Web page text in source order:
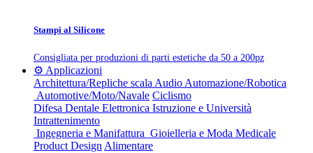
Stampi al Silicone
Consigliata per produzioni di parti estetiche da 50 a 200pz
⚙️ Applicazioni
Architettura/Repliche scala Audio Automazione/Robotica
Automotive/Moto/Navale Ciclismo
Difesa Dentale Elettronica Istruzione e Università
Intrattenimento
Ingegneria e Manifattura Gioielleria e Moda Medicale
Product Design Alimentare